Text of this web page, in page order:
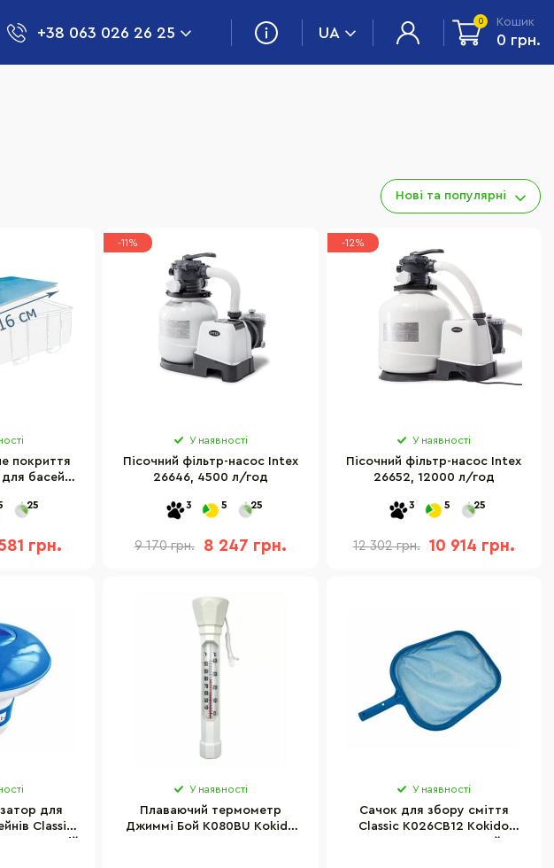
+38 063 026 26 25 UA
0 Кошик
0 грн.
Нові та популярні
покриття
басейну
25
грн.
-11%
У наявності
Пісочний фільтр-насос Intex
26646, 4500 л/год
3 5 25
9 170 грн. 8 247 грн.
-12%
У наявності
Пісочний фільтр-насос Intex
26652, 12000 л/год
3 5 25
12 302 грн. 10 914 грн.
для
Classic
У наявності
Плаваючий термометр
Джиммі Бой K080BU Kokido
У наявності
Сачок для збору сміття
Classic K026CB12 Kokido